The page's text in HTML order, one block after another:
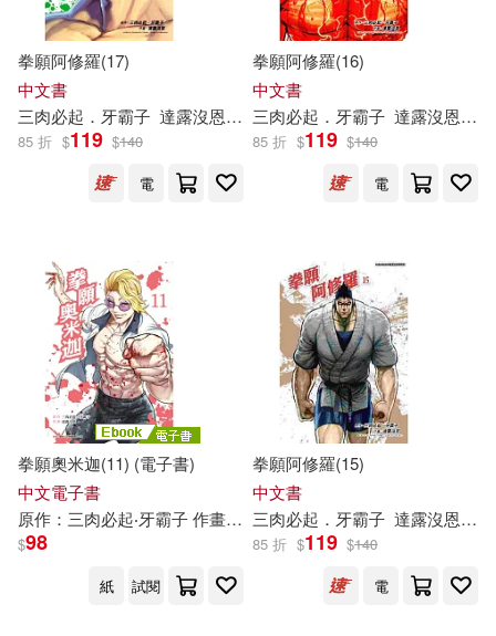
拳願阿修羅(17)
中文書
三肉必起 ． 牙霸子 達露沒恩 砂輪忍
85 折 $119 $140
電
拳願阿修羅(16)
中文書
三肉必起 ． 牙霸子 達露沒恩 砂
85 折 $119 $140
電
拳願奧米迦(11) (電子書)
中文電子書
原作： 三肉必起‧牙霸子作畫： 達露沒恩 yoshiki
$98
紙 試閱
拳願阿修羅(15)
中文書
三肉必起 ． 牙霸子 達露沒恩 砂
85 折 $119 $140
電